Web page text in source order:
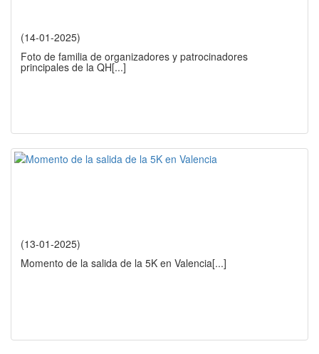
(14-01-2025)
Foto de familia de organizadores y patrocinadores
principales de la QH[...]
(13-01-2025)
Momento de la salida de la 5K en Valencia[...]